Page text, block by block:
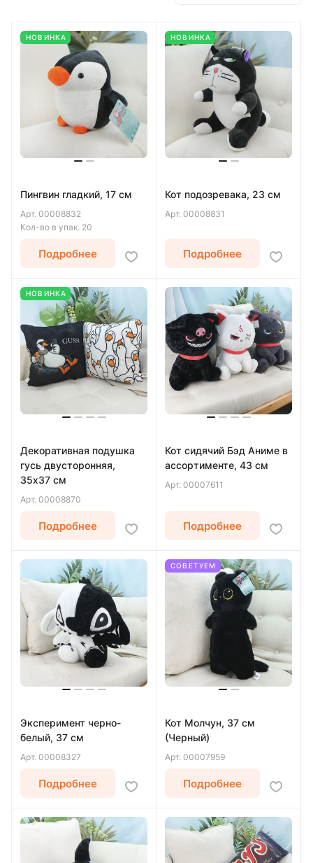
НОВИНКА
Пингвин гладкий, 17 см
Арт. 00008832
Кол-во в упак. 20
Подробнее
НОВИНКА
Кот подозревака, 23 см
Арт. 00008831
Подробнее
НОВИНКА
Декоративная подушка
гусь двусторонняя,
35х37 см
Арт. 00008870
Подробнее
Кот сидячий Бэд Аниме в
ассортименте, 43 см
Арт. 00007611
Подробнее
Эксперимент черно-
белый, 37 см
Арт. 00008327
Подробнее
СОВЕТУЕМ
Кот Молчун, 37 см
(Черный)
Арт. 00007959
Подробнее